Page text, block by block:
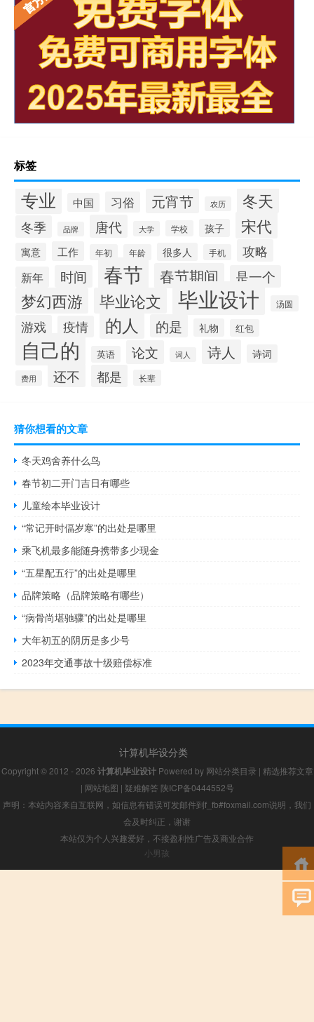
标签
专业 中国 习俗 元宵节 农历 冬天
冬季 品牌 唐代 大学 学校 孩子 宋代
寓意 工作 年初 年龄 很多人 手机 攻略
新年 时间 春节 春节期间 是一个
梦幻西游 毕业论文 毕业设计 汤圆
游戏 疫情 的人 的是 礼物 红包
自己的 英语 论文 词人 诗人 诗词
费用 还不 都是 长辈
猜你想看的文章
冬天鸡舍养什么鸟
春节初二开门吉日有哪些
儿童绘本毕业设计
“常记开时偪岁寒”的出处是哪里
乘飞机最多能随身携带多少现金
“五星配五行”的出处是哪里
品牌策略（品牌策略有哪些）
“病骨尚堪驰骤”的出处是哪里
大年初五的阴历是多少号
2023年交通事故十级赔偿标准
计算机毕设分类
Copyright © 2012 - 2026 计算机毕业设计Powered by 网站分类目录 | 精选推荐文章
| 网站地图 | 疑难解答 陕ICP备0444552号
声明：本站内容来自互联网，如信息有错误可发邮件到f_fb#foxmail.com说明，我们
会及时纠正，谢谢
本站仅为个人兴趣爱好，不接盈利性广告及商业合作
小男孩